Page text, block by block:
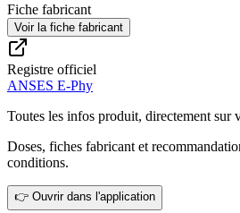
Fiche fabricant
Voir la fiche fabricant
Registre officiel
ANSES E-Phy
Toutes les infos produit, directement sur
Doses, fiches fabricant et
conditions.
👉 Ouvrir dans l'application